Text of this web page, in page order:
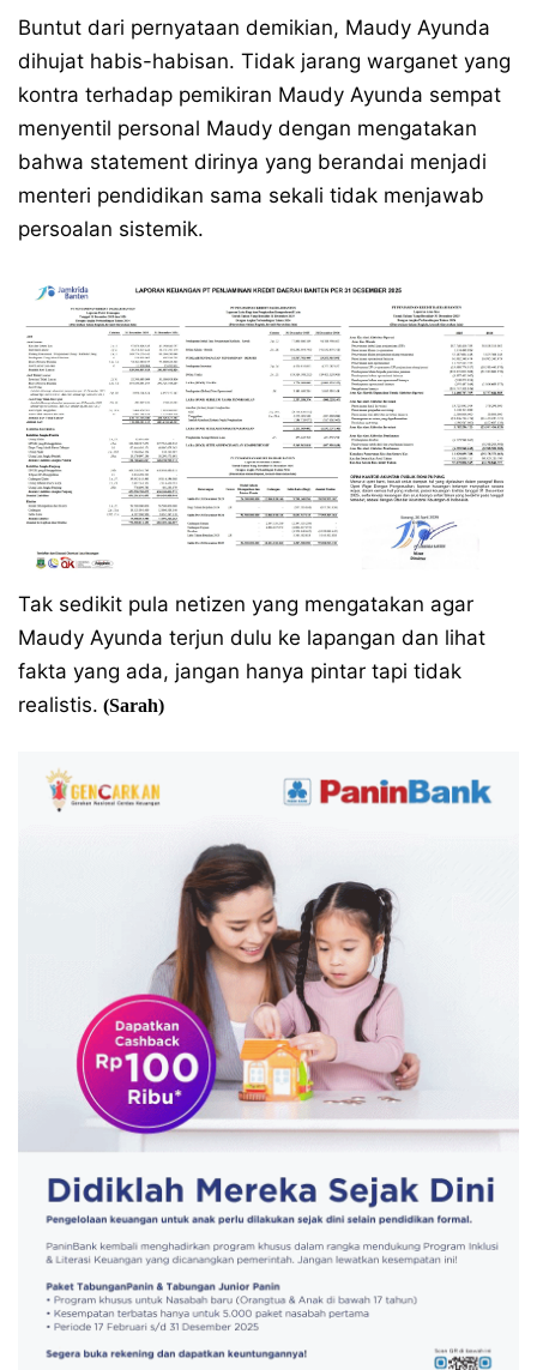
Buntut dari pernyataan demikian, Maudy Ayunda
dihujat habis-habisan. Tidak jarang warganet yang
kontra terhadap pemikiran Maudy Ayunda sempat
menyentil personal Maudy dengan mengatakan
bahwa statement dirinya yang berandai menjadi
menteri pendidikan sama sekali tidak menjawab
persoalan sistemik.
Tak sedikit pula netizen yang mengatakan agar
Maudy Ayunda terjun dulu ke lapangan dan lihat
fakta yang ada, jangan hanya pintar tapi tidak
realistis. (Sarah)